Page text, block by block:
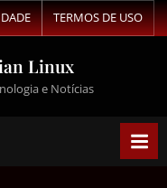
TERMOS DE USO
Linux
e Notícias